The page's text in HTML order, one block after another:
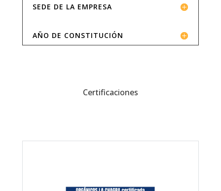
SEDE DE LA EMPRESA
AÑO DE CONSTITUCIÓN
Certificaciones